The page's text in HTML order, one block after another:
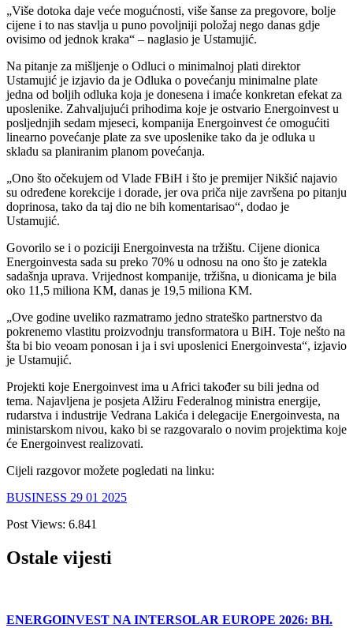
„Više dotoka daje veće mogućnosti, više šanse za pregovore, bolje
cijene i to nas stavlja u puno povoljniji položaj nego danas gdje
ovisimo od jednok kraka“ – naglasio je Ustamujić.
Na pitanje za mišljenje o Odluci o minimalnoj plati direktor
Ustamujić je izjavio da je Odluka o povećanju minimalne plate
jedna od boljih odluka koja je donesena i imaće konkretan efekat za
uposlenike. Zahvaljujući prihodima koje je ostvario Energoinvest u
posljednjih sedam mjeseci, kompanija Energoinvest će omogućiti
linearno povećanje plate za sve uposlenike tako da je odluka u
skladu sa planiranim planom povećanja.
„Ono što očekujem od Vlade FBiH i što je premijer Nikšić najavio
su određene korekcije i dorade, jer ova priča nije završena po pitanju
doprinosa, tako da taj dio ne bih komentarisao“, dodao je
Ustamujić.
Govorilo se i o poziciji Energoinvesta na tržištu. Cijene dionica
Energoinvesta sada su preko 70% u odnosu na ono što je zatekla
sadašnja uprava. Vrijednost kompanije, tržišna, u dionicama je bila
oko 11,5 miliona KM, danas je 19,5 miliona KM.
„Ove godine uveliko razmatramo jedno strateško partnerstvo da
pokrenemo vlastitu proizvodnju transformatora u BiH. Toje nešto na
šta bi bio veoam ponosan i ja i svi uposlenici Energoinvesta“, izjavio
je Ustamujić.
Projekti koje Energoinvest ima u Africi također su bili jedna od
tema. Najavljena je posjeta Alžiru Federalnog ministra energije,
rudarstva i industrije Vedrana Lakića i delegacije Energoinvesta, na
ministarskom nivou, kako bi se razgovaralo o novim projektima koje
će Energoinvest realizovati.
Cijeli razgovor možete pogledati na linku:
BUSINESS 29 01 2025
Post Views: 6.841
Ostale vijesti
ENERGOINVEST NA INTERSOLAR EUROPE 2026: BH.